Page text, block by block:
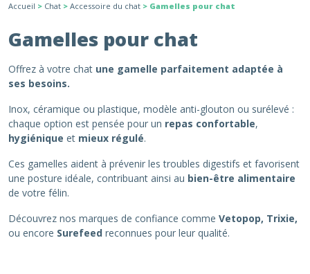
Accueil > Chat > Accessoire du chat > Gamelles pour chat
Gamelles pour chat
Offrez à votre chat une gamelle parfaitement adaptée à
ses besoins.
Inox, céramique ou plastique, modèle anti-glouton ou surélevé :
chaque option est pensée pour un repas confortable,
hygiénique et mieux régulé.
Ces gamelles aident à prévenir les troubles digestifs et favorisent
une posture idéale, contribuant ainsi au bien-être alimentaire
de votre félin.
Découvrez nos marques de confiance comme Vetopop, Trixie,
ou encore Surefeed reconnues pour leur qualité.